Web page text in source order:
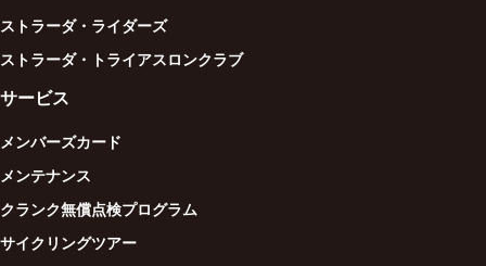
ストラーダ・ライダーズ
ストラーダ・トライアスロンクラブ
サービス
メンバーズカード
メンテナンス
クランク無償点検プログラム
サイクリングツアー